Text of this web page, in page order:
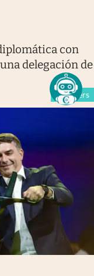
con
delegación de
Members